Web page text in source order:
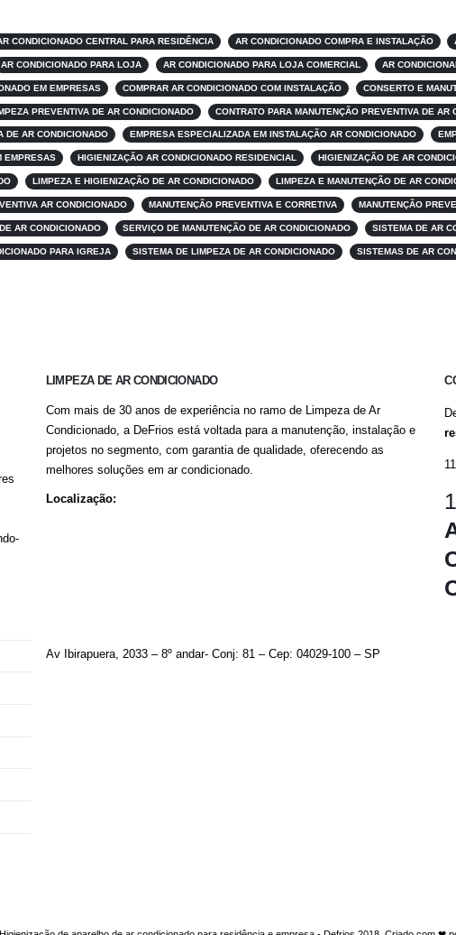
CONDICIONADO CENTRAL PARA RESIDÊNCIA AR CONDICIONADO COMPRA E INSTALAÇÃO
AR CONDICIONADO PARA LOJA AR CONDICIONADO PARA LOJA COMERCIAL AR
EM EMPRESAS COMPRAR AR CONDICIONADO COM INSTALAÇÃO CONSERTO E
PREVENTIVA DE AR CONDICIONADO CONTRATO PARA MANUTENÇÃO PREVENTIVA DE AR
DE AR CONDICIONADO EMPRESA ESPECIALIZADA EM INSTALAÇÃO AR CONDICIONADO
EMPRESAS HIGIENIZAÇÃO AR CONDICIONADO RESIDENCIAL HIGIENIZAÇÃO DE AR
LIMPEZA E HIGIENIZAÇÃO DE AR CONDICIONADO LIMPEZA E MANUTENÇÃO DE AR
AR CONDICIONADO MANUTENÇÃO PREVENTIVA E CORRETIVA MANUTENÇÃO
AR CONDICIONADO SERVIÇO DE MANUTENÇÃO DE AR CONDICIONADO SISTEMA DE AR
PARA IGREJA SISTEMA DE LIMPEZA DE AR CONDICIONADO SISTEMAS DE AR
LIMPEZA DE AR CONDICIONADO
Com mais de 30 anos de experiência no ramo de Limpeza de Ar
Condicionado, a DeFrios está voltada para a manutenção, instalação e
projetos no segmento, com garantia de qualidade, oferecendo as
melhores soluções em ar condicionado.
Localização:
Av Ibirapuera, 2033 – 8º andar- Conj: 81 – Cep: 04029-100 – SP